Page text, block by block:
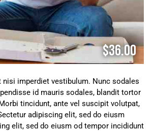
$36.00
nisi imperdiet vestibulum. Nunc sodales
id mauris sodales, blandit tortor
tincidunt, ante vel suscipit volutpat,
adipiscing elit, sed do eiusm
elit, sed do eiusm od tempor incididunt